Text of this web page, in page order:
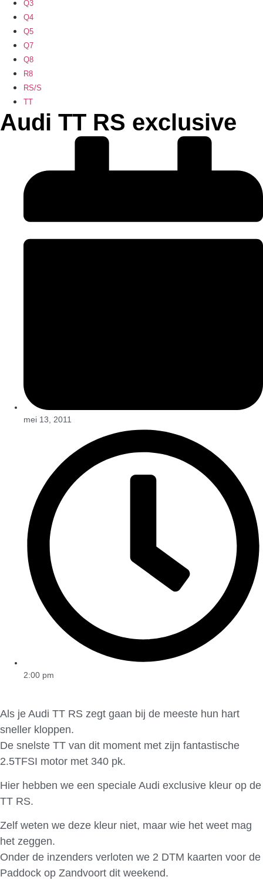
Q3
Q4
Q5
Q7
Q8
R8
RS/S
TT
Audi TT RS exclusive
mei 13, 2011
2:00 pm
Als je Audi TT RS zegt gaan bij de meeste hun hart
sneller kloppen.
De snelste TT van dit moment met zijn fantastische
2.5TFSI motor met 340 pk.
Hier hebben we een speciale Audi exclusive kleur op de
TT RS.
Zelf weten we deze kleur niet, maar wie het weet mag
het zeggen.
Onder de inzenders verloten we 2 DTM kaarten voor de
Paddock op Zandvoort dit weekend.